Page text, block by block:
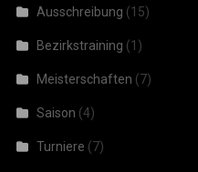
Ausschreibung (15)
Bezirkstraining (1)
Meisterschaften (7)
Saison (4)
Turniere (7)